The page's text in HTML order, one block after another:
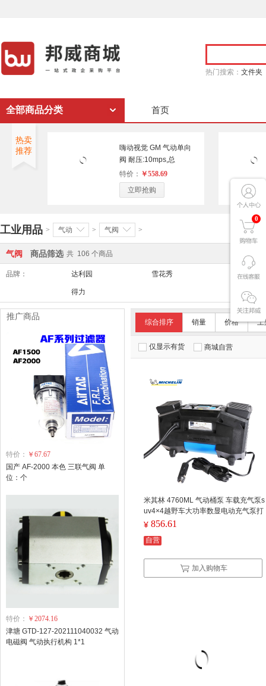
热门搜索： 文件夹
0
全部商品分类 首页
热卖
推荐
嗨动视觉 GM 气动单向
阀 耐压:10mps,总
高:110mm,外径:50mm,
内径:24mm
特价： ￥558.69
立即抢购
工业用品 > 气动 > 气阀 >
气阀 商品筛选 共 106 个商品
品牌： 达利园 雪花秀 舒适达/
得力
综合排序 销量 价格 上
仅显示有货 商城自营
米其林 4760ML 气动桶泵 车载充气泵s
uv4×4越野车大功率数显电动充气泵打
气筒带放气阀汽车打气泵 双缸+数显胎
¥ 856.61
自营
加入购物车
推广商品
特价： ￥67.67
国产 AF-2000 本色 三联气阀 单
位：个
特价： ￥2074.16
津塘 GTD-127-202111040032 气动
电磁阀 气动执行机构 1*1